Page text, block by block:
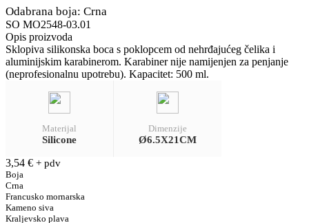
Odabrana boja: Crna
SO MO2548-03.01
Opis proizvoda
Sklopiva silikonska boca s poklopcem od nehrđajućeg čelika i
aluminijskim karabinerom. Karabiner nije namijenjen za penjanje
(neprofesionalnu upotrebu). Kapacitet: 500 ml.
Materijal
Silicone
Dimenzije
Ø6.5X21CM
3,54 € + pdv
Boja
Crna
Francusko mornarska
Kameno siva
Kraljevsko plava